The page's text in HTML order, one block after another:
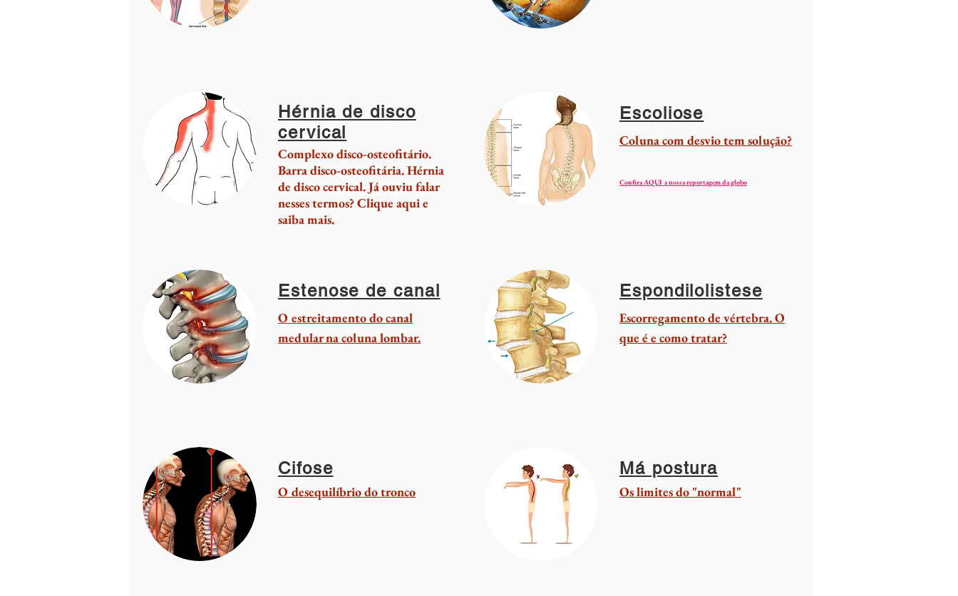
Hérnia de disco
cervical
Complexo disco-osteofitário.
Barra disco-osteofitária. Hérnia
de disco cervical. Já ouviu falar
nesses termos? Clique aqui e
saiba mais.
Estenose de canal
O estreitamento do canal
medular na coluna lombar.
Cifose
O desequilíbrio do tronco
Escoliose
Coluna com desvio tem solução?
Confira AQUI a nossa reportagem da globo
Espondilolistese
Escorregamento de vértebra. O
que é e como tratar?
Má postura
Os limites do "normal"